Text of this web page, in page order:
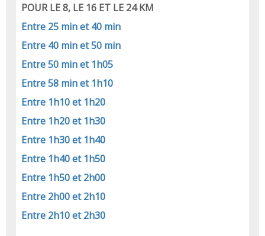
POUR LE 8, LE 16 ET LE 24 KM
Entre 25 min et 40 min
Entre 40 min et 50 min
Entre 50 min et 1h05
Entre 58 minet 1h10
Entre 1h10et 1h20
Entre 1h20et 1h30
Entre 1h30et 1h40
Entre 1h40et 1h50
Entre 1h50et 2h00
Entre 2h00et 2h10
Entre 2h10et 2h30